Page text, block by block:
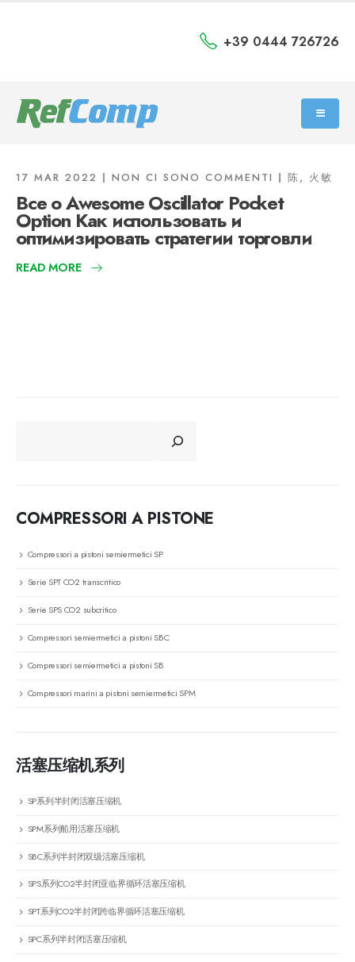
+39 0444 726726
17 MAR 2022 NON CI SONO COMMENTI 陈, 火敏
Все о Awesome Oscillator Pocket
Option Как использовать и
оптимизировать стратегии торговли
READ MORE
COMPRESSORI A PISTONE
Compressori a pistoni semiermetici SP
Serie SPT CO2 transcritico
Serie SPS CO2 subcritico
Compressori semiermetici a pistoni SBC
Compressori semiermetici a pistoni SB
Compressori marini a pistoni semiermetici SPM
活塞压缩机系列
SP系列半封闭活塞压缩机
SPM系列船用活塞压缩机
SBC系列半封闭双级活塞压缩机
SPS系列CO2半封闭亚临界循环活塞压缩机
SPT系列CO2半封闭跨临界循环活塞压缩机
SPC系列半封闭活塞压缩机